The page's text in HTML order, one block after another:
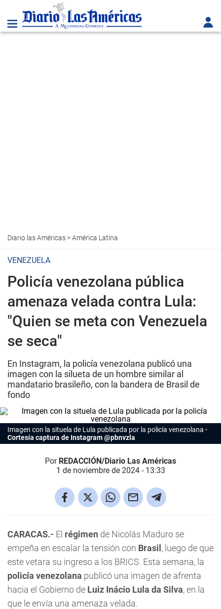
Diario las Américas>América Latina
VENEZUELA
Policía venezolana pública
amenaza velada contra Lula:
"Quien se meta con Venezuela
se seca"
En Instagram, la policía venezolana publicó una
imagen con la silueta de un hombre similar al
mandatario brasileño, con la bandera de Brasil de
fondo
Imagen con la situela de Lula publicada por la policía venezolana
Cortesía captura de Instagram @pbnvzla
Por REDACCIÓN/Diario Las Américas
1 de noviembre de 2024 - 13:33
CARACAS.- El régimen de Nicolás Maduro se
empeña en escalar la tensión con Brasil , luego de que
este vetara su ingreso a los BRICS. Esta semana, la
policía venezolana publicó una imagen de afrenta
hacia el Gobierno de Luiz Inácio Lula da Silva, en la
que le envía una amenaza velada.